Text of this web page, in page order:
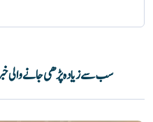
سب سے زیادہ پڑھی جانے والی